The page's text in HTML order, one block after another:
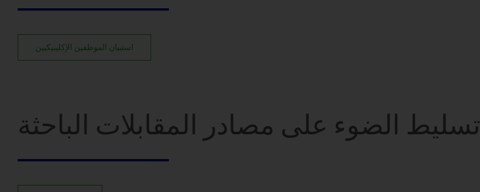
استبيان الموظفين الإكلينيكيين
تسليط الضوء على مصادر المقابلات الباحثة